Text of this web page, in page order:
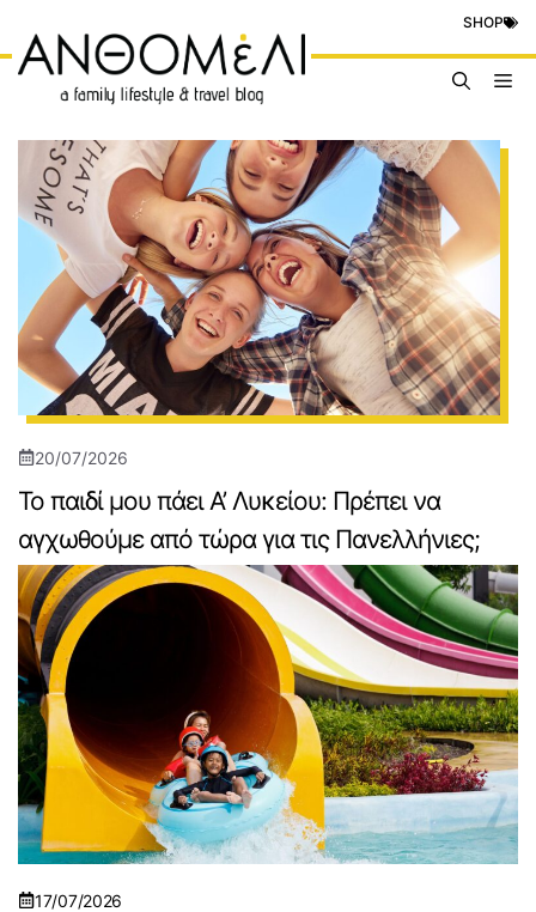
περιεχόμενο
SHOP
20/07/2026
Το παιδί μου πάει Α’ Λυκείου: Πρέπει να
αγχωθούμε από τώρα για τις Πανελλήνιες;
17/07/2026